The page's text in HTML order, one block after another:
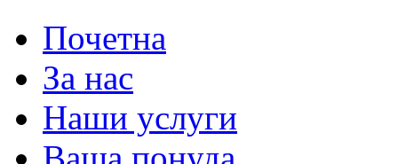
Почетна
За нас
Наши услуги